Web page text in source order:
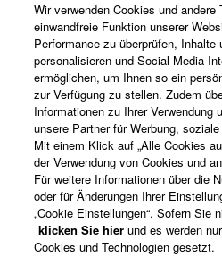
Farben / Oberflächen
Wir verwenden Cookies und andere
einwandfreie Funktion unserer
Performance zu überprüfen, Inhalte
personalisieren und Social-Media-
ermöglichen, um Ihnen so ein
zur Verfügung zu stellen. Zudem
Informationen zu Ihrer Verwendung
unsere Partner für Werbung,
Mit einem Klick auf „Alle Cookies
der Verwendung von Cookies und
Für weitere Informationen über die
oder für Änderungen Ihrer
„Cookie Einstellungen“. Sofern Sie
klicken Sie hier und es werden
Cookies und Technologien gesetzt.